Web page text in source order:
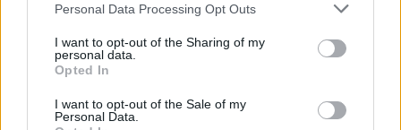
Personal Data Processing Opt Outs
I want to opt-out of the Sharing of my
personal data.
Opted In
I want to opt-out of the Sale of my
Personal Data.
vyras išviliojo trimetį iš kiemo siūlydamas saldainių
Žinios | Gyvenimo būdas
00:00:42
Išvaduotos iš internatinės mokyklos pagrobtos 279